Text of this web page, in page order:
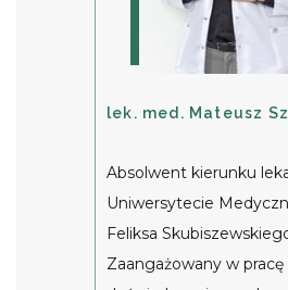
lek. med. Mateusz
Absolwent kierunku
Uniwersytecie
Feliksa
Zaangażowany w pracę